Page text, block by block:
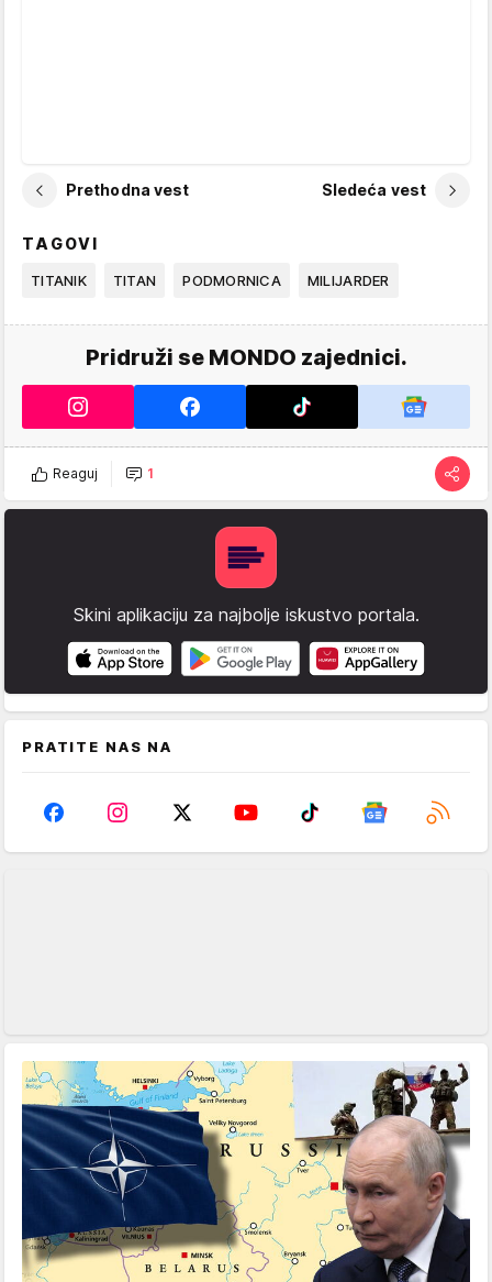
Prethodna vest Sledeća vest
TAGOVI
TITANIK TITAN PODMORNICA MILIJARDER
Pridruži se MONDO zajednici.
Reaguj 1
Skini aplikaciju za najbolje iskustvo portala.
PRATITE NAS NA